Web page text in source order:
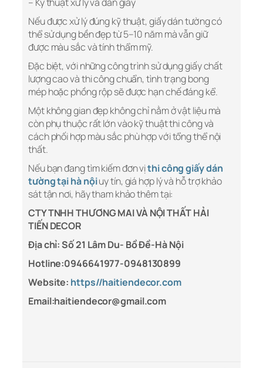
Nếu được xử lý đúng kỹ thuật, giấy dán tường có
thể sử dụng bền đẹp từ 5–10 năm mà vẫn giữ
được màu sắc và tính thẩm mỹ.
Đặc biệt, với những công trình sử dụng giấy chất
lượng cao và thi công chuẩn, tình trạng bong
mép hoặc phồng rộp sẽ được hạn chế đáng kể.
Một không gian đẹp không chỉ nằm ở vật liệu mà
còn phụ thuộc rất lớn vào kỹ thuật thi công và
cách phối hợp màu sắc phù hợp với tổng thể nội
thất.
Nếu bạn đang tìm kiếm đơn vịthi công giấy dán
tường tại hà nộiuy tín, giá hợp lý và hỗ trợ khảo
sát tận nơi, hãy tham khảo thêm tại:
CTY TNHH THƯƠNG MAI VÀ NỘI THẤT HẢI
TIẾN DECOR
Địa chỉ: Số 21 Lâm Du- Bồ Đề-Hà Nội
Hotline:0946641977-0948130899
Website: https//haitiendecor.com
Email:haitiendecor@gmail.com